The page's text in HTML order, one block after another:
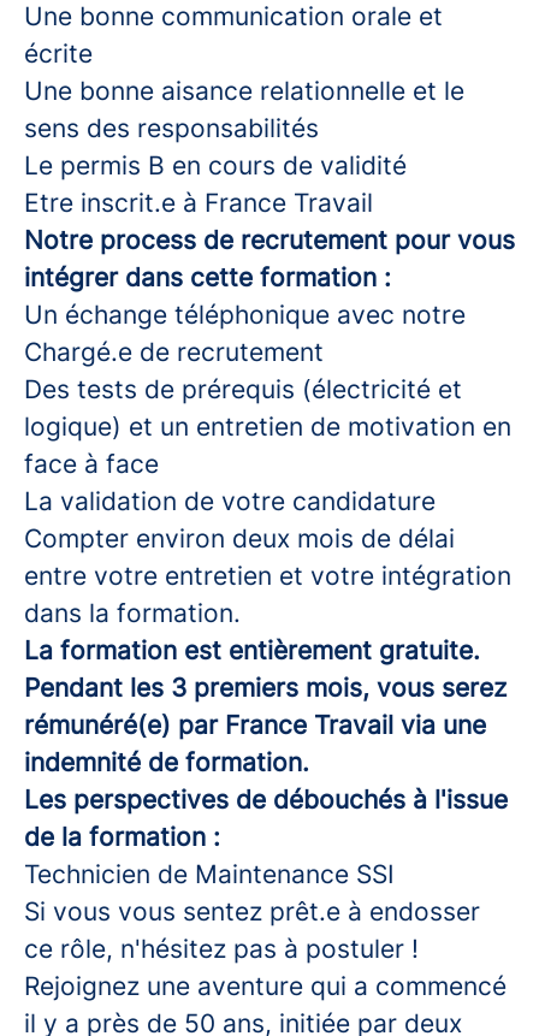
Une bonne communication orale et
écrite
Une bonne aisance relationnelle et le
sens des responsabilités
Le permis B en cours de validité
Etre inscrit.e à France Travail
Notre process de recrutement pour vous
intégrer dans cette formation :
Un échange téléphonique avec notre
Chargé.e de recrutement
Des tests de prérequis (électricité et
logique) et un entretien de motivation en
face à face
La validation de votre candidature
Compter environ deux mois de délai
entre votre entretien et votre intégration
dans la formation.
La formation est entièrement gratuite.
Pendant les 3 premiers mois, vous serez
rémunéré(e) par France Travail via une
indemnité de formation.
Les perspectives de débouchés à l'issue
de la formation :
Technicien de Maintenance SSI
Si vous vous sentez prêt.e à endosser
ce rôle, n'hésitez pas à postuler !
Rejoignez une aventure qui a commencé
il y a près de 50 ans, initiée par deux